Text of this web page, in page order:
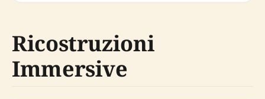
Ricostruzioni
Immersive